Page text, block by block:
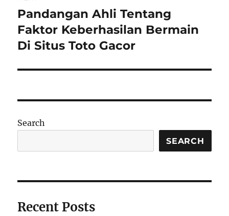
Next
post:
Pandangan Ahli Tentang
Faktor Keberhasilan Bermain
Di Situs Toto Gacor
Search
SEARCH
Recent Posts